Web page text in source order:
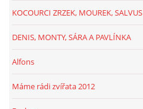
KOCOURCI ZRZEK, MOUREK, SALVUS
DENIS, MONTY, SÁRA A PAVLÍNKA
Alfons
Máme rádi zvířata 2012